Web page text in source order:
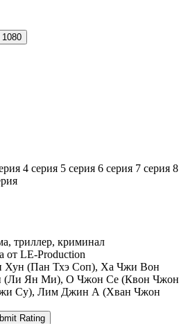
4 серия 5 серия 6 серия 7 серия 8
триллер, криминал
от LE-Production
(Пан Тхэ Соп), Ха Чжи Вон
(Ли Ян Ми), О Чжон Се (Квон Чжон
Су), Лим Джин А (Хван Чжон
Rating